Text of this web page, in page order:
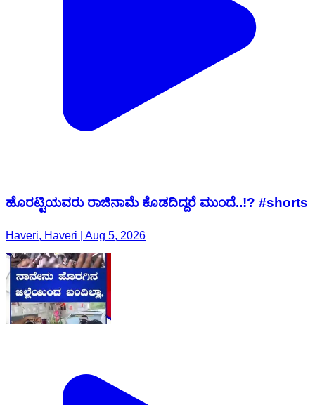
ಹೊರಟ್ಟಿಯವರು ರಾಜಿನಾಮೆ ಕೊಡದಿದ್ದರೆ ಮುಂದೆ..!? #shorts
Haveri, Haveri | Aug 5, 2026